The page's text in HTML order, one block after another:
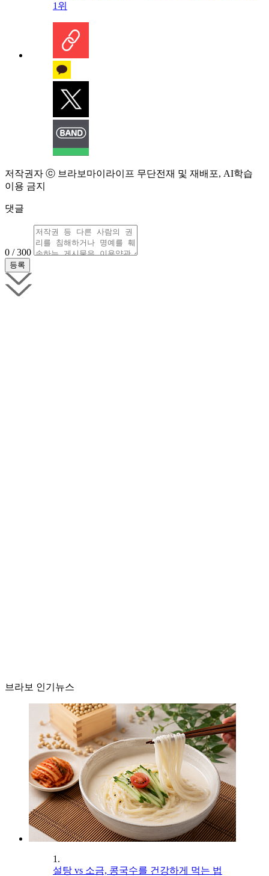
1위
저작권자 ⓒ 브라보마이라이프 무단전재 및 재배포, AI학습
이용 금지
댓글
0 / 300
브라보 인기뉴스
1.
설탕 vs 소금, 콩국수를 건강하게 먹는 법